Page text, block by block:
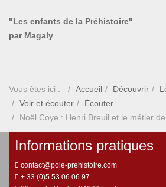
"Les enfants de la Préhistoire"
par Magaly
Vous êtes ici : Accueil Découvrir
Voir et écouter
Écouter
Noël Coye : Henri Breuil et le métier
Informations pratiques
contact@pole-prehistoire.com
+ 33 (0)5 53 06 06 97